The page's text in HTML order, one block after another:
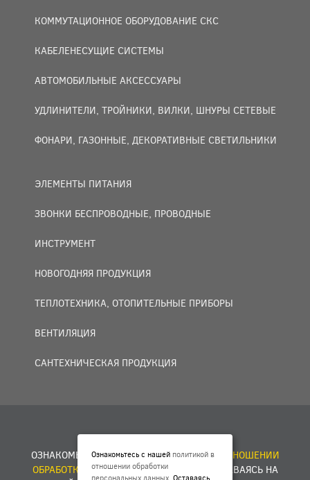
КОММУТАЦИОННОЕ ОБОРУДОВАНИЕ СКС
КАБЕЛЕНЕСУЩИЕ СИСТЕМЫ
АВТОМОБИЛЬНЫЕ АКСЕССУАРЫ
УДЛИНИТЕЛИ, ТРОЙНИКИ, ВИЛКИ, ШНУРЫ СЕТЕВЫЕ
ФОНАРИ, ГАЗОННЫЕ, ДЕКОРАТИВНЫЕ СВЕТИЛЬНИКИ
ЭЛЕМЕНТЫ ПИТАНИЯ
ЗВОНКИ БЕСПРОВОДНЫЕ, ПРОВОДНЫЕ
ИНСТРУМЕНТ
НОВОГОДНЯЯ ПРОДУКЦИЯ
ТЕПЛОТЕХНИКА, ОТОПИТЕЛЬНЫЕ ПРИБОРЫ
ВЕНТИЛЯЦИЯ
САНТЕХНИЧЕСКАЯ ПРОДУКЦИЯ
ОЗНАКОМЬТЕСЬ С НАШЕЙПОЛИТИКОЙ В ОТНОШЕНИИ
ОБРАБОТКИ ПЕРСОНАЛЬНЫХ ДАННЫХ
. ОСТАВАЯСЬ НА
Ознакомьтесь с нашей политикой в
отношении обработки
персональных данных . Оставаясь